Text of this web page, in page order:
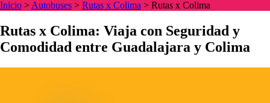
Inicio > Autobuses > Rutas x Colima > Rutas x Colima
Rutas x Colima: Viaja con Seguridad y
Comodidad entre Guadalajara y Colima